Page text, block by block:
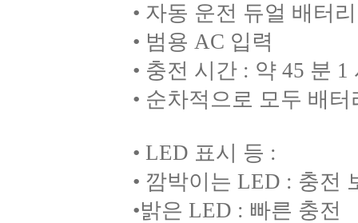
• 자동 운전 듀얼 배터
• 범용 AC 입력
• 충전 시간 : 약 45 분
• 순차적으로 모두 배
• LED 표시 등 :
• 깜박이는 LED : 충전
•밝은 LED : 빠른 충전